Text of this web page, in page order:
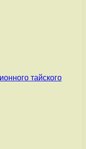
тайского